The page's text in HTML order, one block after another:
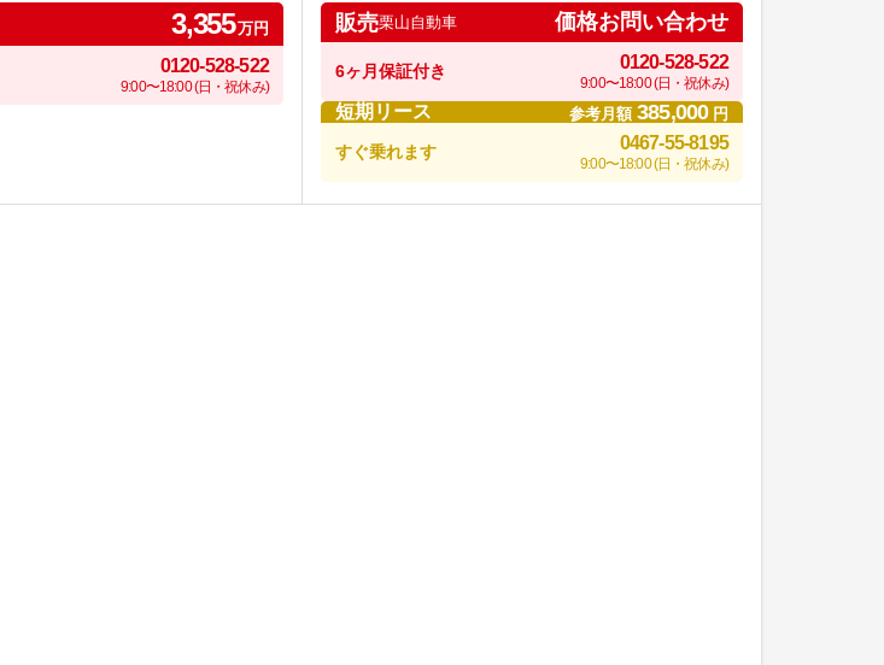
3,355万円
0120-528-522
9:00〜18:00 (日・祝休み)
販売栗山自動車 価格お問い合わせ
6ヶ月保証付き 0120-528-522
9:00〜18:00 (日・祝休み)
短期リース 参考月額385,000円
すぐ乗れます 0467-55-8195
9:00〜18:00 (日・祝休み)